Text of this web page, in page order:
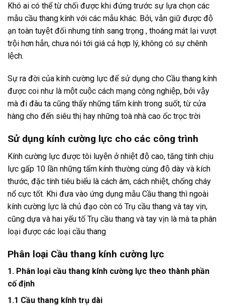
Khó ai có thể từ chối được khi đứng trước sự lựa chọn các
mẫu cầu thang kính với các mẫu khác. Bởi, vẫn giữ được độ
ạn toàn tuyệt đối nhưng tính sang trọng , thoáng mát lại vượt
trội hơn hẳn, chưa nói tới giá cả hợp lý, không có sự chênh
lệch.
Sự ra đời của kính cường lực để sử dụng cho Cầu thang kính
được coi như là một cuộc cách mạng công nghiệp, bởi vậy
mà đi đâu ta cũng thấy những tấm kính trong suốt, từ cửa
hàng cho đến siêu thị hay những toà nhà cao ốc trọc trời
Sử dụng kính cường lực cho các công trình
Kính cường lực được tôi luyện ở nhiệt độ cao, tăng tính chịu
lực gấp 10 lần những tấm kính thường cùng độ dày và kích
thước, đặc tính tiêu biểu là cách âm, cách nhiệt, chống cháy
nổ cực tốt. Khi đưa vào ứng dụng mẫu Cầu thang thì ngoài
kính cường lực là chủ đạo còn có Trụ cầu thang và tay vịn,
cũng dựa và hai yếu tố Trụ cầu thang và tay vịn là mà ta phân
loại được các loại cầu thang
Phân loại Cầu thang kính cường lực
1. Phân loại cầu thang kính cường lực theo thành phần
cố định
1.1 Cầu thang kính trụ dài